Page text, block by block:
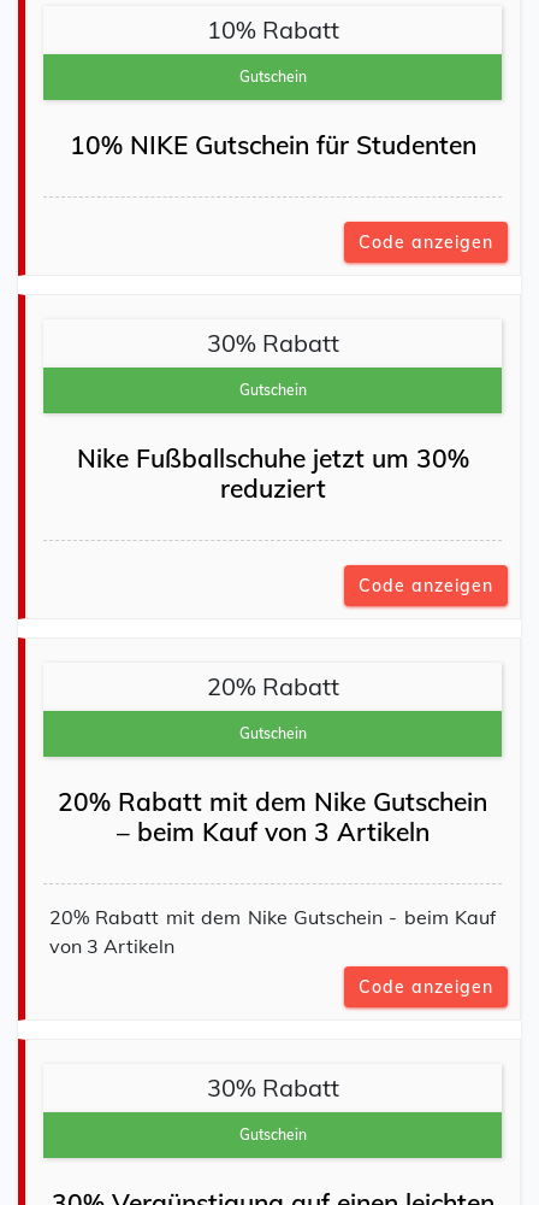
10% Rabatt
Gutschein
10% NIKE Gutschein für Studenten
Code anzeigen
30% Rabatt
Gutschein
Nike Fußballschuhe jetzt um 30%
reduziert
Code anzeigen
20% Rabatt
Gutschein
20% Rabatt mit dem Nike Gutschein
– beim Kauf von 3 Artikeln
20% Rabatt mit dem Nike Gutschein - beim Kauf
von 3 Artikeln
Code anzeigen
30% Rabatt
Gutschein